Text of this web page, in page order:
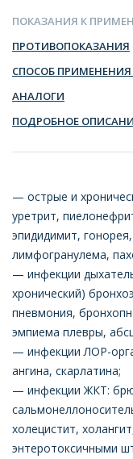
ПОКАЗАНИЯ К
ПРОТИВОПОКАЗАНИЯ
СПОСОБ
АНАЛОГИ
ПОДРОБНОЕ
— острые и
уретрит,
эпидидимит,
лимфогранулема,
— инфекции
хронический)
пневмония,
эмпиема плевры,
— инфекции ЛОР-
ангина, скарлатина;
— инфекции ЖКТ:
холецистит,
энтеротоксичными